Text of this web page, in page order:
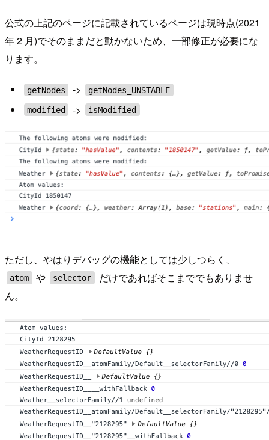
公式の上記のページに記載されているページは現時点(2021
年 2 月)でそのままだと動かないため、一部修正が必要にな
ります。
getNodes -> getNodes_UNSTABLE
modified -> isModified
ただし、やはりデバッグの機能としては少しつらく、
atom や selector
だけであればそこまででもありませ
ん。